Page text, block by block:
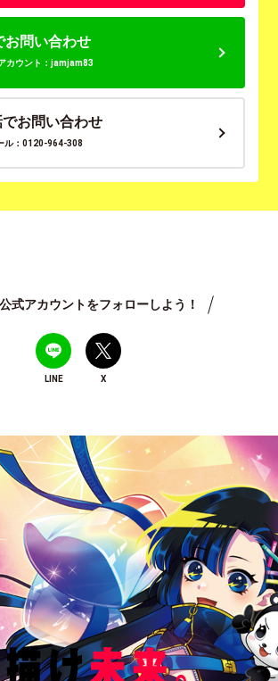
お問い合わせ
カウント：jamjam83
お問い合わせ
ル：0120-964-308
式アカウントをフォローしよう！
LINE X